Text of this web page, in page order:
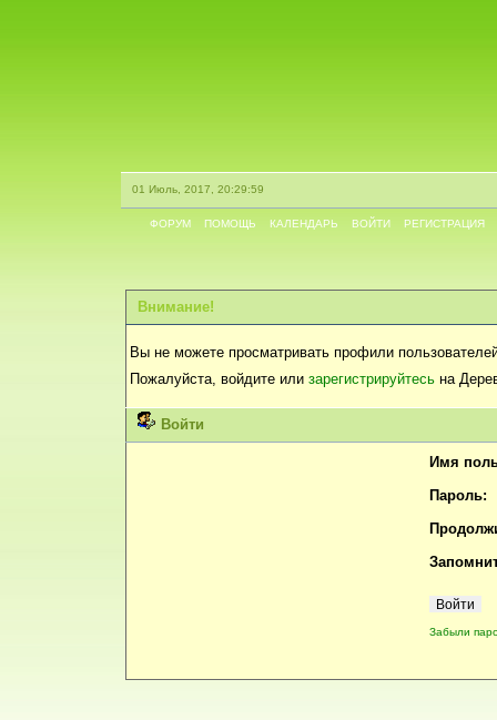
01 Июль, 2017, 20:29:59
ФОРУМ ПОМОЩЬ КАЛЕНДАРЬ ВОЙТИ РЕГИСТРАЦИЯ
Внимание!
Вы не можете просматривать профили
Пожалуйста, войдите или зарегистрируйтесь на
Войти
Имя
Пароль:
Забыли